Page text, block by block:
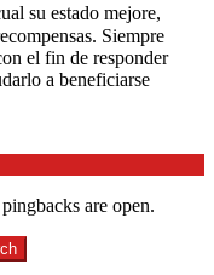
su estado mejore,
Siempre
el fin de responder
a beneficiarse
are open.